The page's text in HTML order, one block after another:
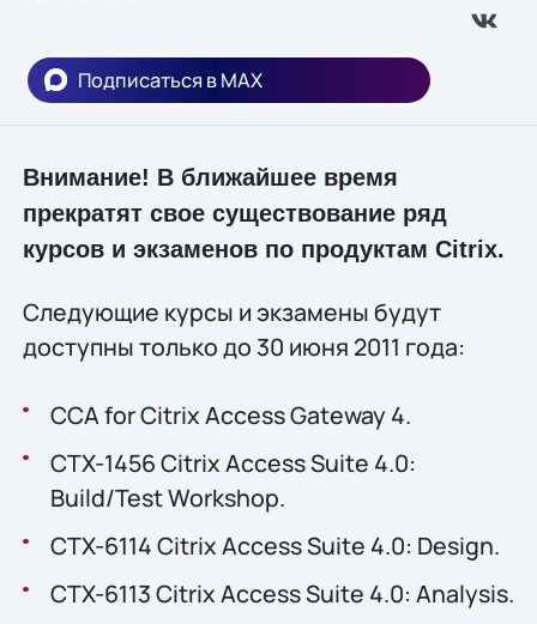
Подписаться в MAX
Внимание! В ближайшее время
прекратят свое существование ряд
курсов и экзаменов по продуктам Citrix.
Следующие курсы и экзамены будут
доступны только до 30 июня 2011 года:
CCA for Citrix Access Gateway 4.
CTX-1456 Citrix Access Suite 4.0:
Build/Test Workshop.
CTX-6114 Citrix Access Suite 4.0: Design.
CTX-6113 Citrix Access Suite 4.0: Analysis.